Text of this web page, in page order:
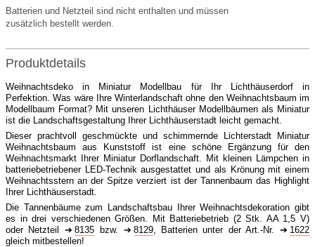
Batterien und Netzteil sind nicht enthalten und müssen
zusätzlich bestellt werden.
Produktdetails
Weihnachtsdeko in Miniatur Modellbau für Ihr Lichthäuserdorf in
Perfektion. Was wäre Ihre Winterlandschaft ohne den Weihnachtsbaum im
Modellbaum Format? Mit unseren Lichthäuser Modellbäumen als Miniatur
ist die Landschaftsgestaltung Ihrer Lichthäuserstadt leicht gemacht.
Dieser prachtvoll geschmückte und schimmernde Lichterstadt Miniatur
Weihnachtsbaum aus Kunststoff ist eine schöne Ergänzung für den
Weihnachtsmarkt Ihrer Miniatur Dorflandschaft. Mit kleinen Lämpchen in
batteriebetriebener LED-Technik ausgestattet und als Krönung mit einem
Weihnachtsstern an der Spitze verziert ist der Tannenbaum das Highlight
Ihrer Lichthäuserstadt.
Die Tannenbäume zum Landschaftsbau Ihrer Weihnachtsdekoration gibt
es in drei verschiedenen Größen. Mit Batteriebetrieb (2 Stk. AA 1,5 V)
oder Netzteil
8135 bzw. 8129, Batterien unter der Art.-Nr.
1622
gleich mitbestellen!